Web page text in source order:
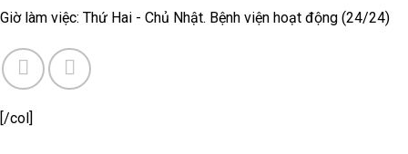
Giờ làm việc: Thứ Hai - Chủ Nhật. Bệnh viện hoạt động (24/24)
[/col]